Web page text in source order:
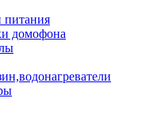
питания
домофона